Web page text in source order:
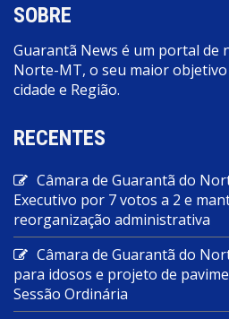
SOBRE
Guarantã News é um portal de
Norte-MT, o seu maior
cidade e Região.
RECENTES
Câmara de Guarantã do
Executivo por 7 votos a 2 e
reorganização administrativa
Câmara de Guarantã do
para idosos e projeto de
Sessão Ordinária